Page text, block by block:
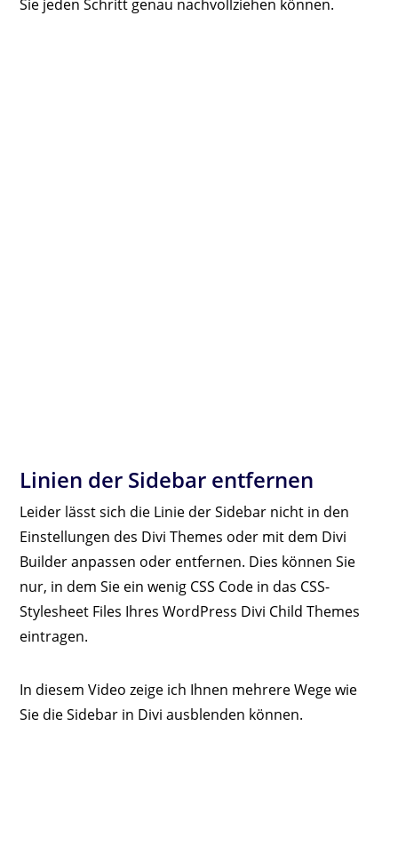
Sie jeden Schritt genau nachvollziehen können.
Linien der Sidebar entfernen
Leider lässt sich die Linie der Sidebar nicht in den
Einstellungen des Divi Themes oder mit dem Divi
Builder anpassen oder entfernen. Dies können Sie
nur, in dem Sie ein wenig CSS Code in das CSS-
Stylesheet Files Ihres WordPress Divi Child Themes
eintragen.
In diesem Video zeige ich Ihnen mehrere Wege wie
Sie die Sidebar in Divi ausblenden können.